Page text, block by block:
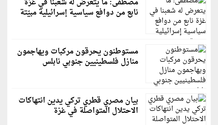
نابع من دوافع سياسية إسرائيلية مبيّتة
مستوطنون يحرقون مركبات ويهاجمون
منازل فلسطينيين جنوبي نابلس
بيان مصري قطري تركي يدين انتهاكات
الاحتلال المتواصلة في غزة